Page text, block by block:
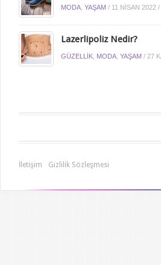
MODA, YAŞAM / 11 NISAN 2022 /
Lazerlipoliz Nedir?
GÜZELLIK, MODA, YAŞAM / 27
İletişim Gizlilik Sözleşmesi